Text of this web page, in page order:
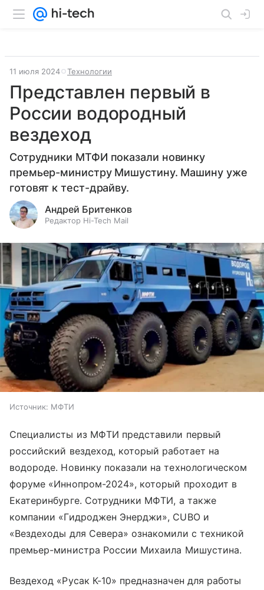
11 июля 2024 Технологии
Представлен первый в
России водородный
вездеход
Сотрудники МТФИ показали новинку
премьер-министру Мишустину. Машину уже
готовят к тест-драйву.
Андрей Бритенков
Редактор Hi-Tech Mail
Источник: МФТИ
Специалисты из МФТИ представили первый
российский вездеход, который работает на
водороде. Новинку показали на технологическом
форуме «Иннопром-2024», который проходит в
Екатеринбурге. Сотрудники МФТИ, а также
компании «Гидроджен Энерджи», CUBO и
«Вездеходы для Севера» ознакомили с техникой
премьер-министра России Михаила Мишустина.
Вездеход «Русак К-10» предназначен для работы